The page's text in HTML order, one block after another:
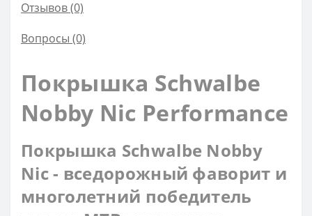
Отзывов (0)
Вопросы (0)
Покрышка Schwalbe
Nobby Nic Performance
Покрышка Schwalbe Nobby
Nic - вседорожный фаворит и
многолетний победитель